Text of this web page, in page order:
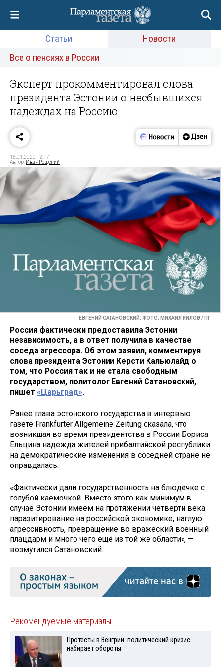
Статьи
Новости
Все о пенсиях в России
Эксперт прокомментировал слова
президента Эстонии о несбывшихся
надеждах на Россию
15.01.2020 12:17
Автор: Иван Рощепий
ЕВГЕНИЙ САТАНОВСКИЙ. ФОТО: МИХАИЛ НИЛОВ / ПГ
Россия фактически предоставила Эстонии
независимость, а в ответ получила в качестве
соседа агрессора. Об этом заявил, комментируя
слова президента Эстонии Керсти Кальюлайд о
том, что Россия так и не стала свободным
государством, политолог Евгений Сатановский,
пишет «Царьград».
Ранее глава эстонского государства в интервью
газете Frankfurter Allgemeine Zeitung сказала, что
возникшая во время президентства в России Бориса
Ельцина надежда жителей прибалтийской республики
на демократические изменения в соседней стране не
оправдалась.
«Фактически дали государственность на блюдечке с
голубой каёмочкой. Вместо этого как минимум в
случае Эстонии имеем на протяжении четверти века
паразитирование на российской экономике, наглую
агрессивность, превращение во вражеский военный
плацдарм и много чего ещё из той же области», —
возмутился Сатановский.
Рекомендуемые материалы
Протесты в Венгрии: политический кризис
набирает обороты